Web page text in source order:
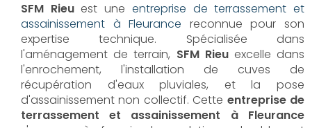
SFM Rieuest une entreprise de terrassement et
assainissement à Fleurance reconnue pour son
expertise technique. Spécialisée dans
l'aménagement de terrain, SFM Rieuexcelle dans
l'enrochement, l'installation de cuves de
récupération d'eaux pluviales, et la pose
d'assainissement non collectif. Cette entreprise de
terrassement et assainissement à Fleurance